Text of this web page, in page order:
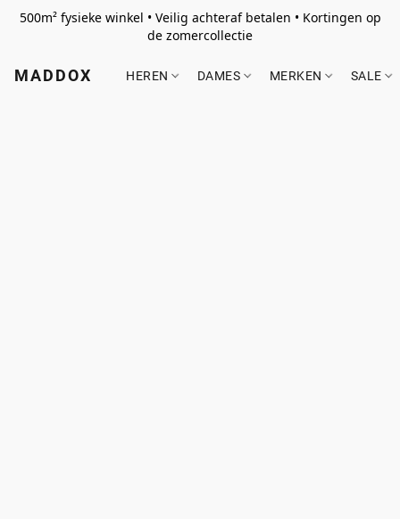
500m² fysieke winkel • Veilig achteraf betalen • Kortingen op
de zomercollectie
MADDOX HEREN DAMES MERKEN SALE